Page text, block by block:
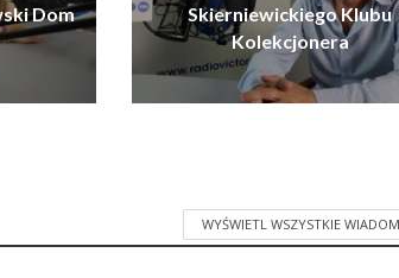
Dom
Skierniewickiego Klubu
Kolekcjonera
WYŚWIETL WSZYSTKIE